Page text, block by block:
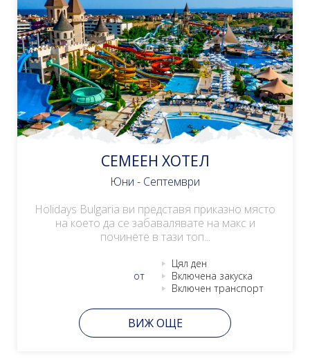
СЕМЕЕН ХОТЕЛ
Юни - Септември
Holidays Bulgaria ви представя приказно място
на което да се забавалявате на макс и
починете в тази топ...
от
Цял ден
Включена закуска
Включен транспорт
ВИЖ ОЩЕ